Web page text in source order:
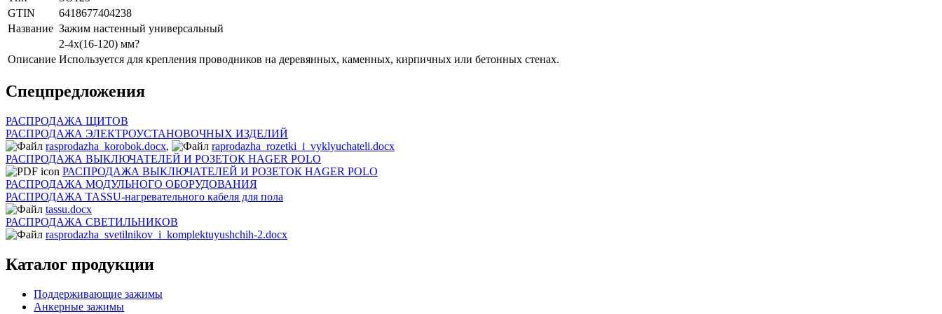
GTIN
6418677404238
Название Зажим настенный универсальный
2-4x(16-120) мм?
Описание Используется для крепления проводников на деревянных, каменных, кирпичных или бетонных стенах.
Спецпредложения
РАСПРОДАЖА ЩИТОВ
РАСПРОДАЖА ЭЛЕКТРОУСТАНОВОЧНЫХ ИЗДЕЛИЙ
rasprodazha_korobok.docx,
raprodazha_rozetki_i_vyklyuchateli.docx
РАСПРОДАЖА ВЫКЛЮЧАТЕЛЕЙ И РОЗЕТОК HAGER POLO
РАСПРОДАЖА ВЫКЛЮЧАТЕЛЕЙ И РОЗЕТОК HAGER POLO
РАСПРОДАЖА МОДУЛЬНОГО ОБОРУДОВАНИЯ
РАСПРОДАЖА TASSU-нагревательного кабеля для пола
tassu.docx
РАСПРОДАЖА СВЕТИЛЬНИКОВ
rasprodazha_svetilnikov_i_komplektuyushchih-2.docx
Каталог продукции
Поддерживающие зажимы
Анкерные зажимы